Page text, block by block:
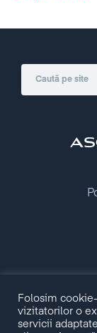
Folosim
vizitatorilor o
servicii